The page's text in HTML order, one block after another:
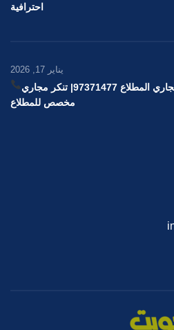
احترافية
يناير 17, 2026
97371477
| تنكر مجاري
مخصص للمطلاع